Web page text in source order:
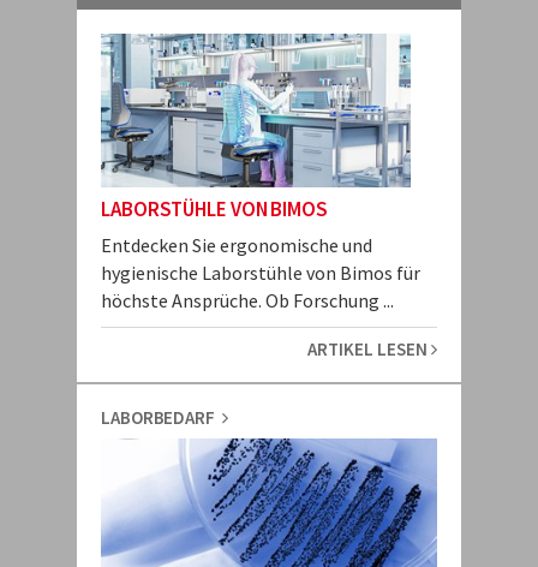
LABORSTÜHLE VON BIMOS
Entdecken Sie ergonomische und
hygienische Laborstühle von Bimos für
höchste Ansprüche. Ob Forschung ...
ARTIKEL LESEN
LABORBEDARF